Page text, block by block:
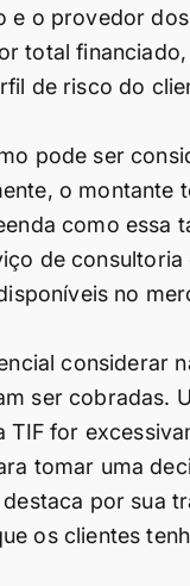
o provedor
total
de risco do
pode ser
o
como essa
de
no
considerar
ser cobradas.
for
tomar uma
por sua
os clientes